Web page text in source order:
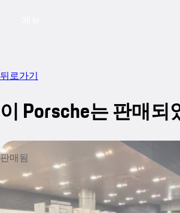
뒤로가기
이 Porsche는 판매되
판매됨